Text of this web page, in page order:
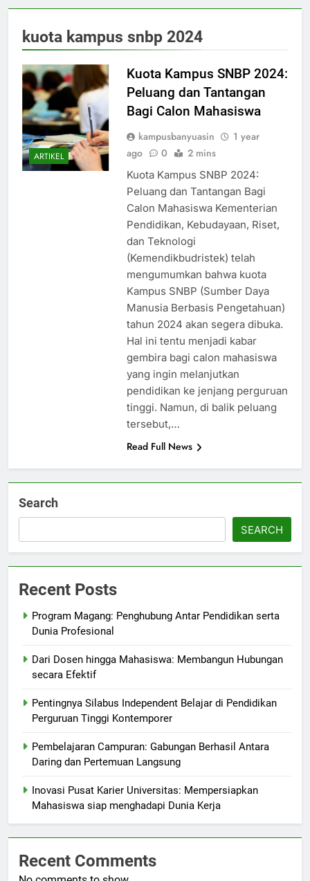
kuota kampus snbp 2024
ARTIKEL
Kuota Kampus SNBP 2024:
Peluang dan Tantangan
Bagi Calon Mahasiswa
kampusbanyuasin
1 year
ago
0 2 mins
Kuota Kampus SNBP 2024:
Peluang dan Tantangan Bagi
Calon Mahasiswa Kementerian
Pendidikan, Kebudayaan, Riset,
dan Teknologi
(Kemendikbudristek) telah
mengumumkan bahwa kuota
Kampus SNBP (Sumber Daya
Manusia Berbasis Pengetahuan)
tahun 2024 akan segera dibuka.
Hal ini tentu menjadi kabar
gembira bagi calon mahasiswa
yang ingin melanjutkan
pendidikan ke jenjang perguruan
tinggi. Namun, di balik peluang
tersebut,…
Read Full News
Search
SEARCH
Recent Posts
Program Magang: Penghubung Antar Pendidikan serta
Dunia Profesional
Dari Dosen hingga Mahasiswa: Membangun Hubungan
secara Efektif
Pentingnya Silabus Independent Belajar di Pendidikan
Perguruan Tinggi Kontemporer
Pembelajaran Campuran: Gabungan Berhasil Antara
Daring dan Pertemuan Langsung
Inovasi Pusat Karier Universitas: Mempersiapkan
Mahasiswa siap menghadapi Dunia Kerja
Recent Comments